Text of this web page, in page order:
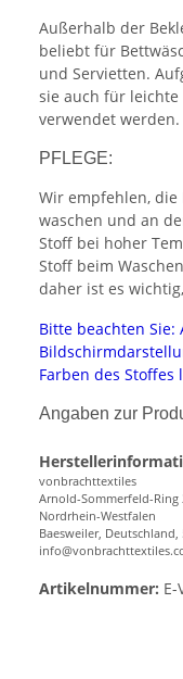
Außerhalb der
beliebt für
und Servietten.
sie auch für
verwendet werden.
PFLEGE:
Wir empfehlen, die
waschen und an
Stoff bei hoher
Stoff beim
daher ist es
Bitte beachten
Farben des
Angaben zur
vonbrachttextiles
Arnold-Sommerfeld-Ring
Nordrhein-Westfalen
Baesweiler, Deutschland,
Artikelnummer: E-